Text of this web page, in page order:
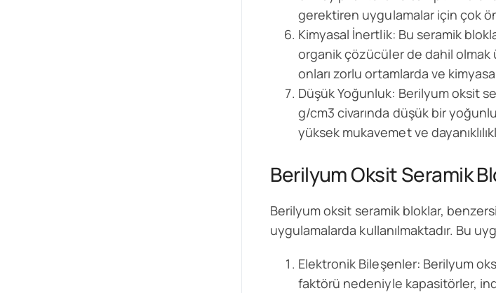
gerektiren uygulamalar için çok
Kimyasal İnertlik: Bu seramik
organik çözücüler de dahil olmak
onları zorlu ortamlarda ve
Düşük Yoğunluk: Berilyum oksit
g/cm3 civarında düşük bir
yüksek mukavemet ve
Berilyum Oksit Seramik
Berilyum oksit seramik bloklar,
uygulamalarda kullanılmaktadır. Bu
Elektronik Bileşenler: Berilyum
faktörü nedeniyle kapasitörler,